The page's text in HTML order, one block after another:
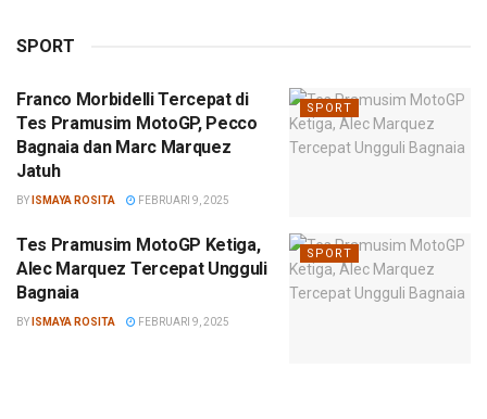
SPORT
SPORT
Franco Morbidelli Tercepat di
Tes Pramusim MotoGP, Pecco
Bagnaia dan Marc Marquez
Jatuh
BY ISMAYA ROSITA FEBRUARI 9, 2025
SPORT
Tes Pramusim MotoGP Ketiga,
Alec Marquez Tercepat Ungguli
Bagnaia
BY ISMAYA ROSITA FEBRUARI 9, 2025